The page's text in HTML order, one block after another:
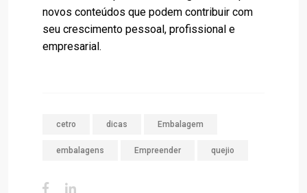
novos conteúdos que podem contribuir com
seu crescimento pessoal, profissional e
empresarial.
cetro dicas Embalagem
embalagens Empreender quejio